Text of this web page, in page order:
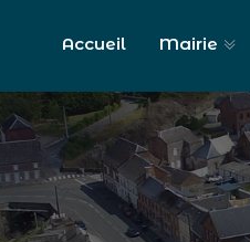
Accueil Mairie